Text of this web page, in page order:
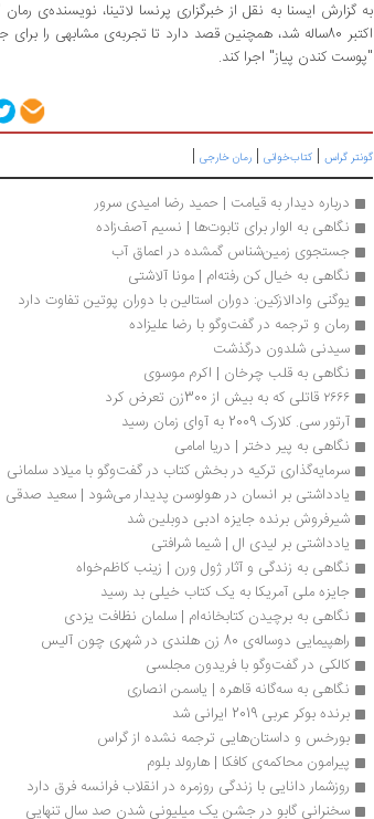
اکتبر 80ساله شد، همچنین قصد دارد تا تجربه‌ی مشابهی را
"پوست کندن پیاز" اجرا کند.
گونتر گراس | کتاب‌خوانی | رمان خارجی |
درباره دیدار به قیامت | حمید رضا امیدی سرور
نگاهی به الوار برای تابوت‌ها | نسیم آصف‌زاده
جستجوی زمین‌شناس گمشده در اعماق آب
نگاهی به خیال كن رفته‌ام | مونا آلاشتی
یوگنی وادالازکین: دوران استالین با دوران پوتین تفاوت دارد
رمان و ترجمه در گفت‌وگو با رضا علیزاده
سیدنی شلدون درگذشت
نگاهی به قلب چرخان | اکرم موسوی
۲۶۶۶ قاتلی که به بیش از 300زن تعرض کرد
آرتور سی. کلارک 2009 به آوای زمان رسید
نگاهی به پیر دختر | دریا امامی
سرمایه‌گذاری ترکیه در بخش کتاب در گفت‌وگو با میلاد سلمانی
یادداشتی بر انسان در هولوسن پدیدار می‌شود | سعید صدقی
شیرفروش برنده جایزه ادبی دوبلین شد
یادداشتی بر لیدی ال | شیما شرافتی
نگاهی به زندگی و آثار ژول ورن | زینب کاظم‌خواه
جایزه ملی آمریکا به یک کتاب خیلی بد رسید
نگاهی به برچیدن کتابخانه‌ام | سلمان نظافت یزدی
راهپیمایی دوساله‌ی 80 زن هلندی در شهری چون آلیس
کالکی در گفت‌وگو با فریدون مجلسی
نگاهی به سه‌گانه قاهره | یاسمن انصاری
برنده ‌بوکر عربی 2019 ایرانی شد
بورخس و داستان‌هایی ترجمه نشده از گراس
پیرامون محاکمه‌ی کافکا | هارولد بلوم
روزشمار دانایی با زندگی روزمره در انقلاب فرانسه فرق دارد
سخنرانی گابو در جشن یک میلیونی شدنِ صد سال تنهایی